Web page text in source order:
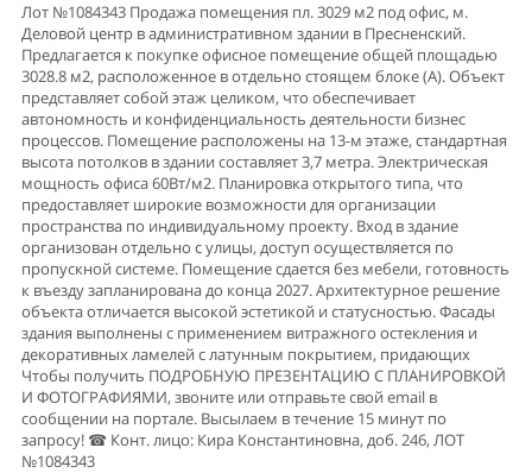
Лот №1084343 Продажа помещения пл. 3029 м2 под офис, м.
Деловой центр в административном здании в Пресненский.
Предлагается к покупке офисное помещение общей площадью
3028.8 м2, расположенное в отдельно стоящем блоке (А). Объект
представляет собой этаж целиком, что обеспечивает
автономность и конфиденциальность деятельности бизнес
процессов. Помещение расположены на 13-м этаже, стандартная
высота потолков в здании составляет 3,7 метра. Электрическая
мощность офиса 60Вт/м2. Планировка открытого типа, что
предоставляет широкие возможности для организации
пространства по индивидуальному проекту. Вход в здание
организован отдельно с улицы, доступ осуществляется по
пропускной системе. Помещение сдается без мебели, готовность
к въезду запланирована до конца 2027. Архитектурное решение
объекта отличается высокой эстетикой и статусностью. Фасады
здания выполнены с применением витражного остекления и
декоративных ламелей с латунным покрытием, придающих
Чтобы получить ПОДРОБНУЮ ПРЕЗЕНТАЦИЮ С ПЛАНИРОВКОЙ
И ФОТОГРАФИЯМИ, звоните или отправьте свой email в
сообщении на портале. Высылаем в течение 15 минут по
запросу! ☎ Конт. лицо: Кира Константиновна, доб. 246, ЛОТ
№1084343